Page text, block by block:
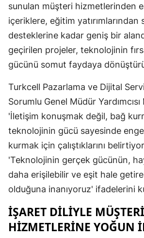
sunulan müşteri hizmetlerinden
içeriklere, eğitim yatırımlarından
desteklerine kadar geniş bir
geçirilen projeler, teknolojinin
gücünü somut faydaya
Turkcell Pazarlama ve Dijital
Sorumlu Genel Müdür
'İletişim konuşmak değil, bağ
teknolojinin gücü sayesinde
kurmak için çalıştıklarını
'Teknolojinin gerçek gücünün,
daha erişilebilir ve eşit hale
olduğuna inanıyoruz' ifadelerini
İŞARET DILIYLE MÜŞTERI
HIZMETLERINE YOĞUN